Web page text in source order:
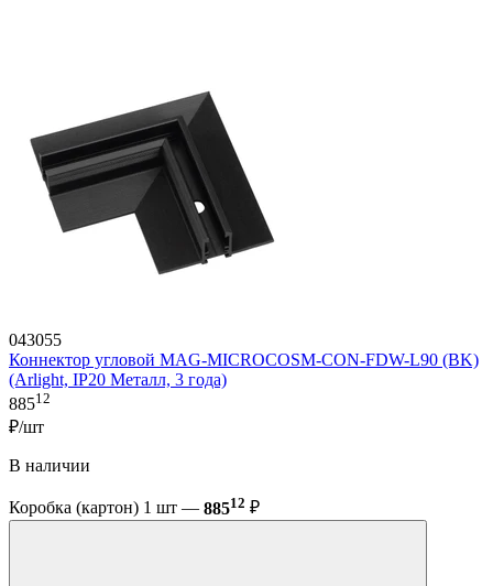
043055
Коннектор угловой MAG-MICROCOSM-CON-FDW-L90 (BK)
(Arlight, IP20 Металл, 3 года)
88512
₽/шт
В наличии
Коробка (картон) 1 шт — 88512 ₽